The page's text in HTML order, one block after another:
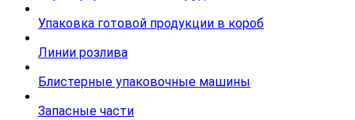
Упаковка готовой продукции в короб
Линии розлива
Блистерные упаковочные машины
Запасные части